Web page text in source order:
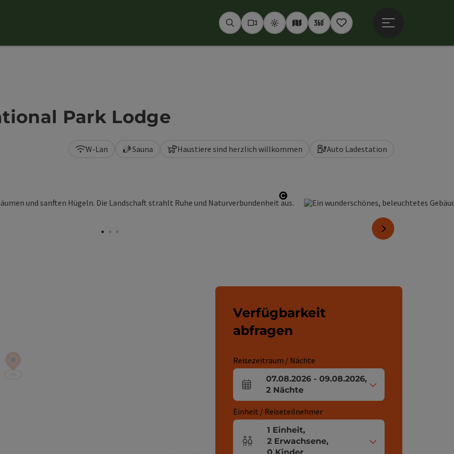
SuchenWebcams
WetterInteraktive Karte
360° Panoramen
Merkzettel
Park Lodge
Copyright öffnen
nächstes Element
W-Lan Sauna Haustiere sind herzlich willkommen Auto Ladestation
Verfügbarkeit
abfragen
Reisezeitraum / Nächte
An- und Abreisefelder
07.08.2026- 09.08.2026,
2 Nächte
Einheit / Reiseteilnehmer
Einheitenanzahl und Personenfelder
1 Einheit,
2 Erwachsene,